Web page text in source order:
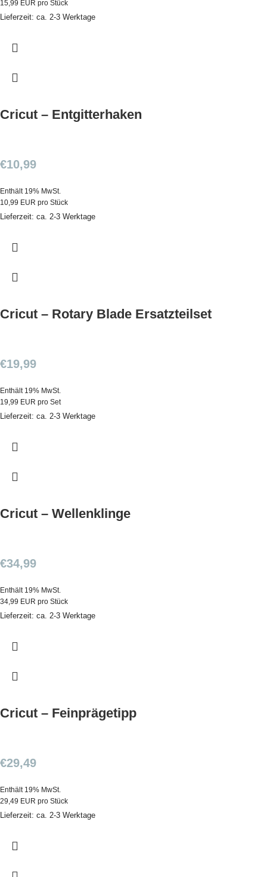
15,99 EUR pro Stück
Lieferzeit: ca. 2-3 Werktage
Cricut – Entgitterhaken
€10,99
Enthält 19% MwSt.
10,99 EUR pro Stück
Lieferzeit: ca. 2-3 Werktage
Cricut – Rotary Blade Ersatzteilset
€19,99
Enthält 19% MwSt.
19,99 EUR pro Set
Lieferzeit: ca. 2-3 Werktage
Cricut – Wellenklinge
€34,99
Enthält 19% MwSt.
34,99 EUR pro Stück
Lieferzeit: ca. 2-3 Werktage
Cricut – Feinprägetipp
€29,49
Enthält 19% MwSt.
29,49 EUR pro Stück
Lieferzeit: ca. 2-3 Werktage